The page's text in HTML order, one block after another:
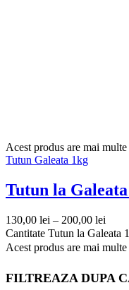
Acest produs are mai
Tutun Galeata 1kg
Tutun la
130,00 lei – 200,00 lei
Cantitate Tutun la
Acest produs are mai
FILTREAZA DUPA